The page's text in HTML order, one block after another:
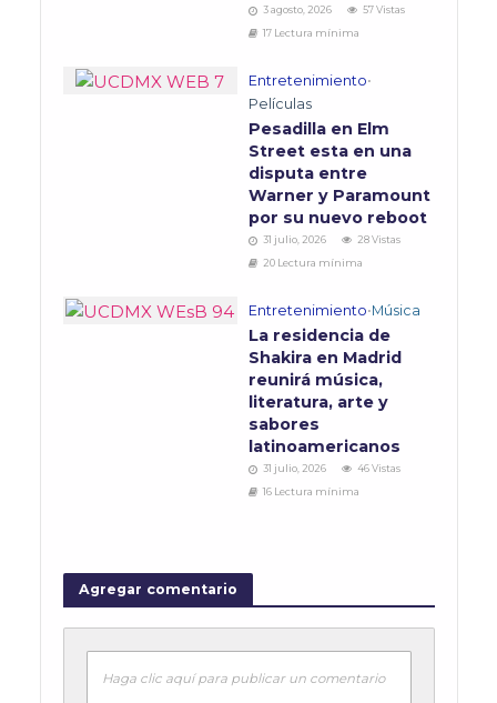
3 agosto, 2026
57 Vistas
17 Lectura mínima
Entretenimiento•
Películas
Pesadilla en Elm
Street esta en una
disputa entre
Warner y Paramount
por su nuevo reboot
31 julio, 2026
28 Vistas
20 Lectura mínima
Entretenimiento•Música
La residencia de
Shakira en Madrid
reunirá música,
literatura, arte y
sabores
latinoamericanos
31 julio, 2026
46 Vistas
16 Lectura mínima
Agregar comentario
Haga clic aquí para publicar un comentario